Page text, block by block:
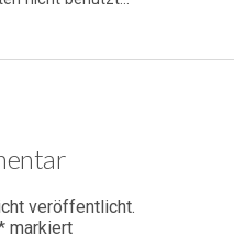
veröffentlicht.
markiert